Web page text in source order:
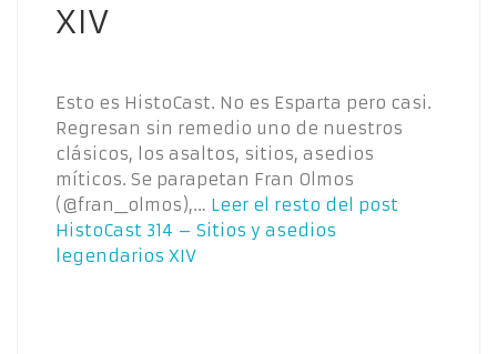
XIV
Esto es HistoCast. No es Esparta pero casi.
Regresan sin remedio uno de nuestros
clásicos, los asaltos, sitios, asedios
míticos. Se parapetan Fran Olmos
(@fran__olmos),… Leer el resto del post
HistoCast 314 – Sitios y asedios
legendarios XIV